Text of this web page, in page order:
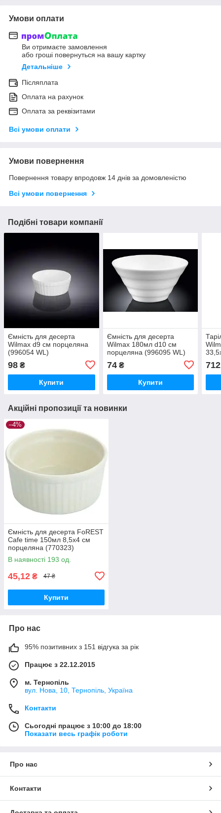
Умови оплати
Ви отримаєте замовлення
або гроші повернуться на вашу картку
Детальніше
Післяплата
Оплата на рахунок
Оплата за реквізитами
Всі умови оплати
Умови повернення
Повернення товару впродовж 14 днів за домовленістю
Всі умови повернення
Подібні товари компанії
Ємність для десерта
Wilmax d9 см порцеляна
(996054 WL)
98 ₴
Купити
Ємність для десерта
Wilmax 180мл d10 см
порцеляна (996095 WL)
74₴
Купити
712
Акційні пропозиції та новинки
–4%
Ємність для десерта FoREST
Cafe time 150мл 8,5х4 см
порцеляна (770323)
В наявності 193 од.
45,12 ₴ 47 ₴
Купити
Про нас
95% позитивних з 151 відгука за рік
Працює з 22.12.2015
м. Тернопіль
вул. Нова, 10, Тернопіль, Україна
Контакти
Сьогодні працює з 10:00 до 18:00
Показати весь графік роботи
Про нас
Контакти